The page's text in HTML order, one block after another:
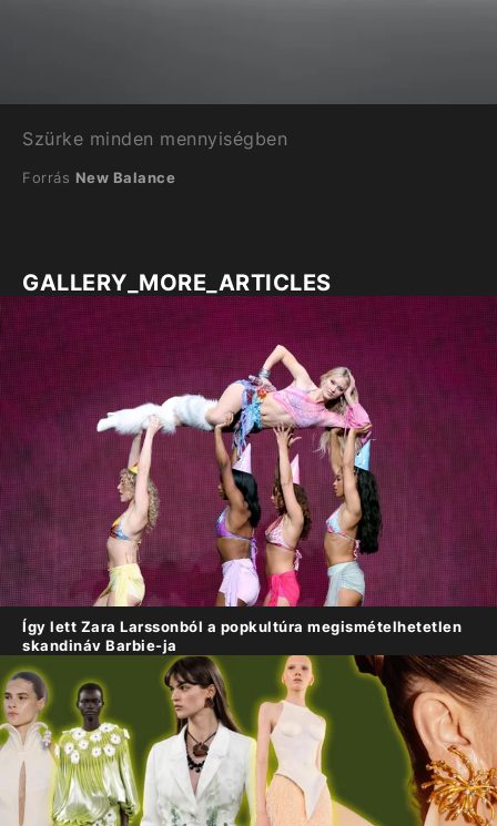
Szürke minden mennyiségben
Forrás New Balance
GALLERY_MORE_ARTICLES
Így lett Zara Larssonból a popkultúra megismételhetetlen
skandináv Barbie-ja